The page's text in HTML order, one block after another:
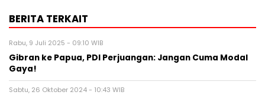
BERITA TERKAIT
Rabu, 9 Juli 2025 - 09:10 WIB
Gibran ke Papua, PDI Perjuangan: Jangan Cuma Modal
Gaya!
Sabtu, 26 Oktober 2024 - 10:43 WIB